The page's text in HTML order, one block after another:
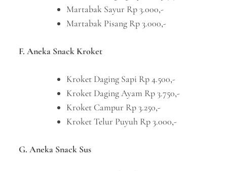
Martabak Sayur Rp 3.000,-
Martabak Pisang Rp 3.000,-
F. Aneka Snack Kroket
Kroket Daging Sapi Rp 4.500,-
Kroket Daging Ayam Rp 3.750,-
Kroket Campur Rp 3.250,-
Kroket Telur Puyuh Rp 3.000,-
G. Aneka Snack Sus